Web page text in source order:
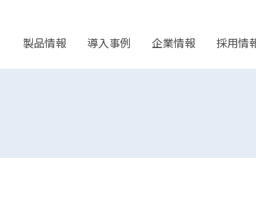
製品情報 導入事例 企業情報 採用情